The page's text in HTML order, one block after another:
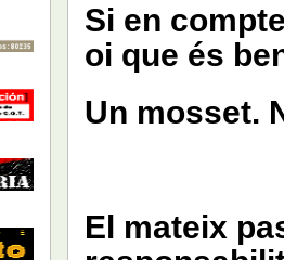
Si en
oi que és
Un mosset.
El mateix